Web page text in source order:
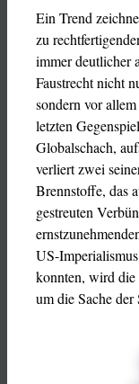
Ein Trend
zu
immer deutlicher
Faustrecht nicht
sondern vor
letzten
Globalschach,
verliert zwei
Brennstoffe, das
gestreuten
US-
konnten, wird die
um die Sache